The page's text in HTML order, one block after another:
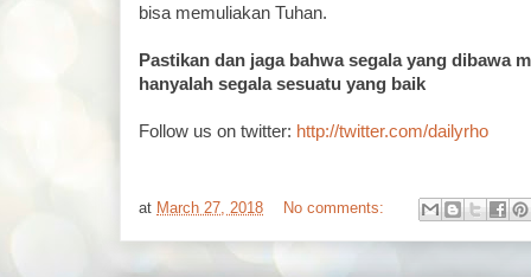
bisa memuliakan Tuhan.
Pastikan dan jaga bahwa segala yang dibawa
hanyalah segala sesuatu yang baik
Follow us on twitter: http://twitter.com/dailyrho
at March 27, 2018 No comments: